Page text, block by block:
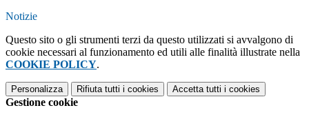
Notizie
Questo sito o gli strumenti terzi da questo utilizzati si avvalgono di
cookie necessari al funzionamento ed utili alle finalità illustrate nella
COOKIE POLICY.
Personalizza Rifiuta tutti i cookies Accetta tutti i cookies
Gestione cookie